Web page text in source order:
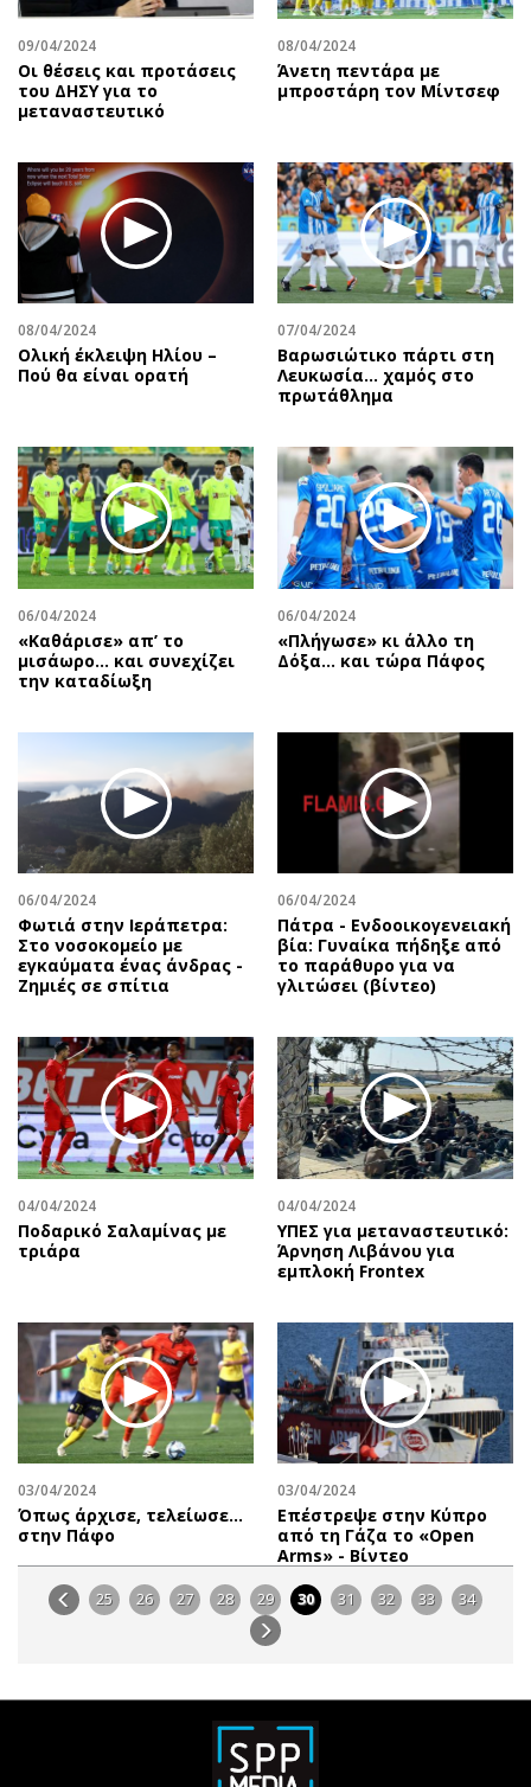
09/04/2024
Οι θέσεις και προτάσεις
του ΔΗΣΥ για το
μεταναστευτικό
08/04/2024
Άνετη πεντάρα με
μπροστάρη τον Μίντσεφ
08/04/2024
Ολική έκλειψη Ηλίου –
Πού θα είναι ορατή
07/04/2024
Βαρωσιώτικο πάρτι στη
Λευκωσία… χαμός στο
πρωτάθλημα
06/04/2024
«Καθάρισε» απ’ το
μισάωρο… και συνεχίζει
την καταδίωξη
06/04/2024
«Πλήγωσε» κι άλλο τη
Δόξα… και τώρα Πάφος
06/04/2024
Φωτιά στην Ιεράπετρα:
Στο νοσοκομείο με
εγκαύματα ένας άνδρας -
Ζημιές σε σπίτια
06/04/2024
Πάτρα - Ενδοοικογενειακή
βία: Γυναίκα πήδηξε από
το παράθυρο για να
γλιτώσει (βίντεο)
04/04/2024
Ποδαρικό Σαλαμίνας με
τριάρα
04/04/2024
ΥΠΕΣ για μεταναστευτικό:
Άρνηση Λιβάνου για
εμπλοκή Frontex
03/04/2024
Όπως άρχισε, τελείωσε…
στην Πάφο
03/04/2024
Επέστρεψε στην Κύπρο
από τη Γάζα το «Open
Arms» - Βίντεο
25 26 27 28 29 30 31 32 33 34